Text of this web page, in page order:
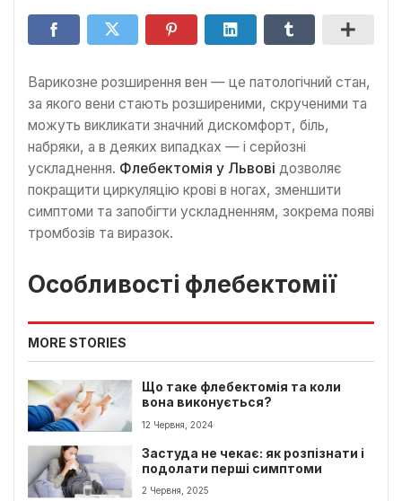
Варикозне розширення вен — це патологічний стан,
за якого вени стають розширеними, скрученими та
можуть викликати значний дискомфорт, біль,
набряки, а в деяких випадках — і серйозні
ускладнення. Флебектомія у Львові дозволяє
покращити циркуляцію крові в ногах, зменшити
симптоми та запобігти ускладненням, зокрема появі
тромбозів та виразок.
Особливості флебектомії
MORE STORIES
Що таке флебектомія та коли
вона виконується?
12 Червня, 2024
Застуда не чекає: як розпізнати і
подолати перші симптоми
2 Червня, 2025